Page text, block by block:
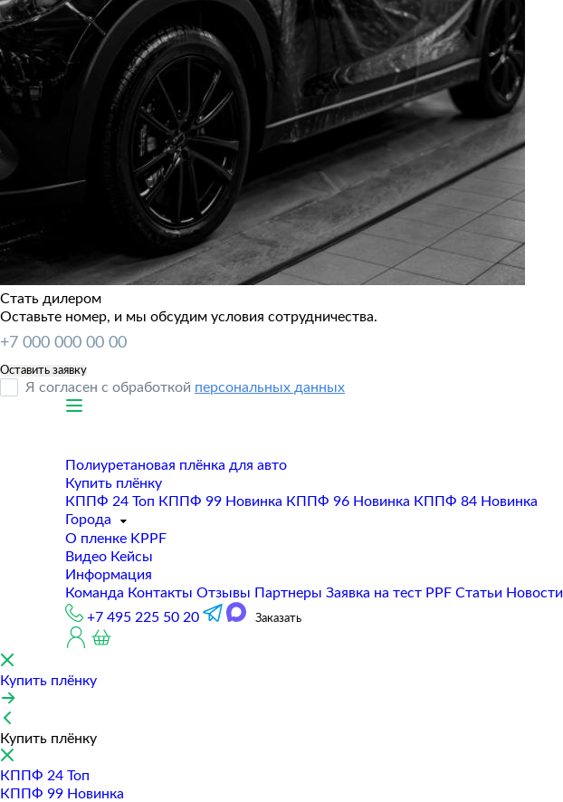
Стать дилером
Оставьте номер, и мы обсудим условия сотрудничества.
Я согласен с обработкой персональных данных
Полиуретановая плёнка для авто
Купить плёнку
КППФ 24 Топ КППФ 99 Новинка КППФ 96 Новинка КППФ 84 Новинка
Города
О пленке KPPF
Видео Кейсы
Информация
Команда Контакты Отзывы Партнеры Заявка на тест PPF Статьи Новости
+7 495 225 50 20
Заказать
Купить плёнку
Купить плёнку
КППФ 24 Топ
КППФ 99 Новинка